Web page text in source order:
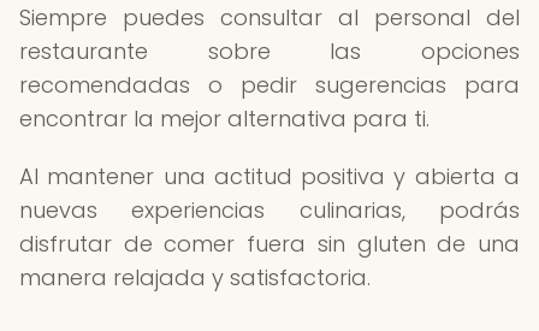
Siempre puedes consultar al personal del
restaurante sobre las opciones
recomendadas o pedir sugerencias para
encontrar la mejor alternativa para ti.
Al mantener una actitud positiva y abierta a
nuevas experiencias culinarias, podrás
disfrutar de comer fuera sin gluten de una
manera relajada y satisfactoria.